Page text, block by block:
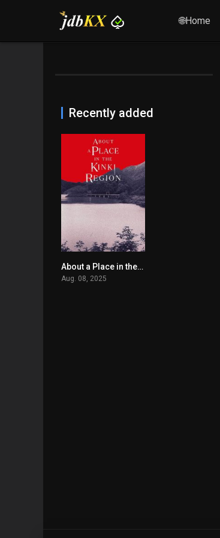
🌐Home
Recently added
6.3About a Place in the Kinki Region
Aug. 08, 2025